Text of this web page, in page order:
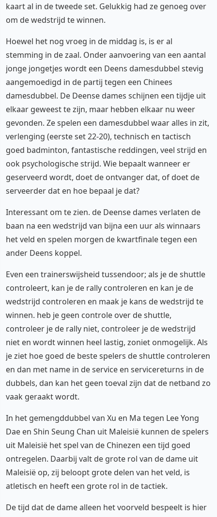
kaart al in de tweede set. Gelukkig had ze genoeg over
om de wedstrijd te winnen.
Hoewel het nog vroeg in de middag is, is er al
stemming in de zaal. Onder aanvoering van een aantal
jonge jongetjes wordt een Deens damesdubbel stevig
aangemoedigd in de partij tegen een Chinees
damesdubbel. De Deense dames schijnen een tijdje uit
elkaar geweest te zijn, maar hebben elkaar nu weer
gevonden. Ze spelen een damesdubbel waar alles in zit,
verlenging (eerste set 22-20), technisch en tactisch
goed badminton, fantastische reddingen, veel strijd en
ook psychologische strijd. Wie bepaalt wanneer er
geserveerd wordt, doet de ontvanger dat, of doet de
serveerder dat en hoe bepaal je dat?
Interessant om te zien. de Deense dames verlaten de
baan na een wedstrijd van bijna een uur als winnaars
het veld en spelen morgen de kwartfinale tegen een
ander Deens koppel.
Even een trainerswijsheid tussendoor; als je de shuttle
controleert, kan je de rally controleren en kan je de
wedstrijd controleren en maak je kans de wedstrijd te
winnen. heb je geen controle over de shuttle,
controleer je de rally niet, controleer je de wedstrijd
niet en wordt winnen heel lastig, zoniet onmogelijk. Als
je ziet hoe goed de beste spelers de shuttle controleren
en dan met name in de service en servicereturns in de
dubbels, dan kan het geen toeval zijn dat de netband zo
vaak geraakt wordt.
In het gemengddubbel van Xu en Ma tegen Lee Yong
Dae en Shin Seung Chan uit Maleisië kunnen de spelers
uit Maleisië het spel van de Chinezen een tijd goed
ontregelen. Daarbij valt de grote rol van de dame uit
Maleisië op, zij beloopt grote delen van het veld, is
atletisch en heeft een grote rol in de tactiek.
De tijd dat de dame alleen het voorveld bespeelt is hier